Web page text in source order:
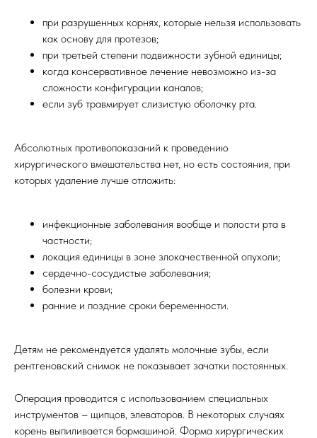
при разрушенных корнях, которые нельзя использовать
как основу для протезов;
при третьей степени подвижности зубной единицы;
когда консервативное лечение невозможно из-за
сложности конфигурации каналов;
если зуб травмирует слизистую оболочку рта.
Абсолютных противопоказаний к проведению
хирургического вмешательства нет, но есть состояния, при
которых удаление лучше отложить:
инфекционные заболевания вообще и полости рта в
частности;
локация единицы в зоне злокачественной опухоли;
сердечно-сосудистые заболевания;
болезни крови;
ранние и поздние сроки беременности.
Детям не рекомендуется удалять молочные зубы, если
рентгеновский снимок не показывает зачатки постоянных.
Операция проводится с использованием специальных
инструментов – щипцов, элеваторов. В некоторых случаях
корень выпиливается бормашиной. Форма хирургических